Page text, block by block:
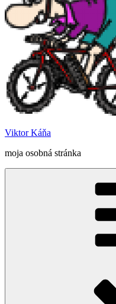
Viktor Káňa
moja osobná stránka